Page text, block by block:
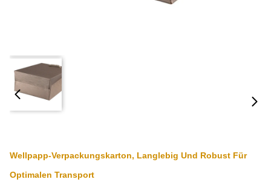
Wellpapp-Verpackungskarton, Langlebig Und Robust Für
Optimalen Transport